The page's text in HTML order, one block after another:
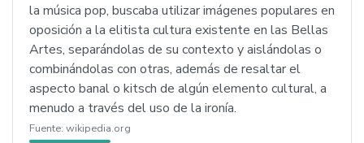
la música pop, buscaba utilizar imágenes populares en
oposición a la elitista cultura existente en las Bellas
Artes, separándolas de su contexto y aislándolas o
combinándolas con otras, además de resaltar el
aspecto banal o kitsch de algún elemento cultural, a
menudo a través del uso de la ironía.
Fuente: wikipedia.org